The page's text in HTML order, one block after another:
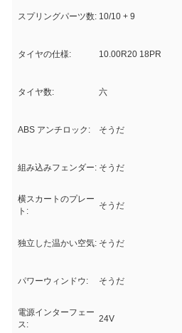
スプリングパーツ数: 10/10 + 9
タイヤの仕様: 10.00R20 18PR
タイヤ数: 六
ABS アンチロック: そうだ
組み込みフェンダー: そうだ
横スカートのプレー
ト:
そうだ
独立した温かい空気: そうだ
パワーウィンドウ: そうだ
電源インターフェー
ス:
24V